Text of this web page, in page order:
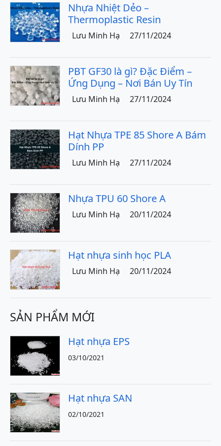
Nhựa Nhiệt Dẻo –
Thermoplastic Resin
Lưu Minh Hạ 27/11/2024
PBT GF30 là gì? Đặc Điểm –
Ứng Dụng – Nơi Bán Uy Tín
Lưu Minh Hạ 27/11/2024
Hạt Nhựa TPE 85 Shore A Bám
Dính PP
Lưu Minh Hạ 27/11/2024
Nhựa TPU 60 Shore A
Lưu Minh Hạ 20/11/2024
Hạt nhựa sinh học PLA
Lưu Minh Hạ 20/11/2024
SẢN PHẨM MỚI
Hạt nhựa EPS
03/10/2021
Hạt nhựa SAN
02/10/2021